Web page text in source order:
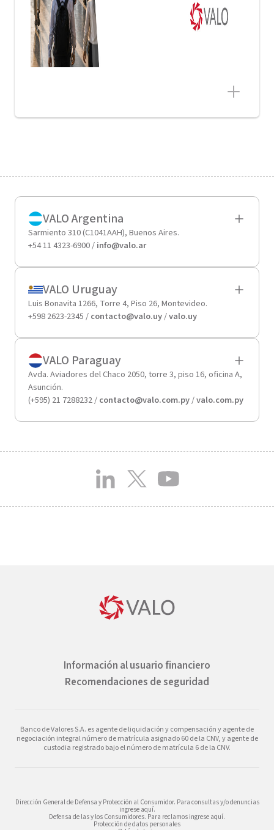
VALO Argentina
Sarmiento 310 (C1041AAH), Buenos Aires.
+54 11 4323-6900 /info@valo.ar
VALO Uruguay
Luis Bonavita 1266, Torre 4, Piso 26, Montevideo.
+598 2623-2345 /contacto@valo.uy/valo.uy
VALO Paraguay
Avda. Aviadores del Chaco 2050, torre 3, piso 16, oficina A,
Asunción.
(+595) 21 7288232 /contacto@valo.com.py/valo.com.py
Información al usuario financiero
Recomendaciones de seguridad
Banco de Valores S.A. es agente de liquidación y compensación y agente de
negociación integral número de matrícula asignado 60 de la CNV, y agente de
custodia registrado bajo el número de matrícula 6 de la CNV.
Dirección General de Defensa y Protección al Consumidor. Para consultas y/o denuncias
ingrese aquí.
Defensa de las y los Consumidores. Para reclamos ingrese aquí.
Protección de datos personales